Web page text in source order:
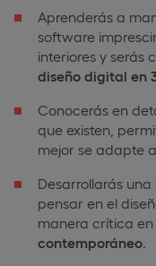
Aprenderás a
software
interiores y serás
diseño digital en
Conocerás en
que existen,
mejor se adapte
Desarrollarás una
pensar en el
manera crítica en
contemporáneo.